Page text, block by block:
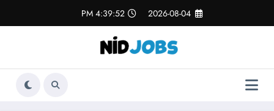
2026-08-04
4:39:52 PM